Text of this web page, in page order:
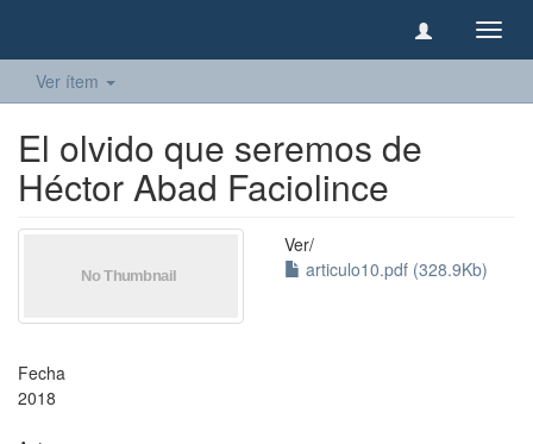
Ver ítem
El olvido que seremos de
Héctor Abad Faciolince
Ver/
articulo10.pdf (328.9Kb)
Fecha
2018